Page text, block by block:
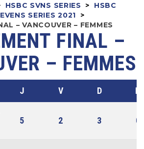
HSBC SVNS SERIES >
HSBC
SERIES 2021
>
– VANCOUVER – FEMMES
FINAL –
– FEMMES
J V D N
5 2 3 0